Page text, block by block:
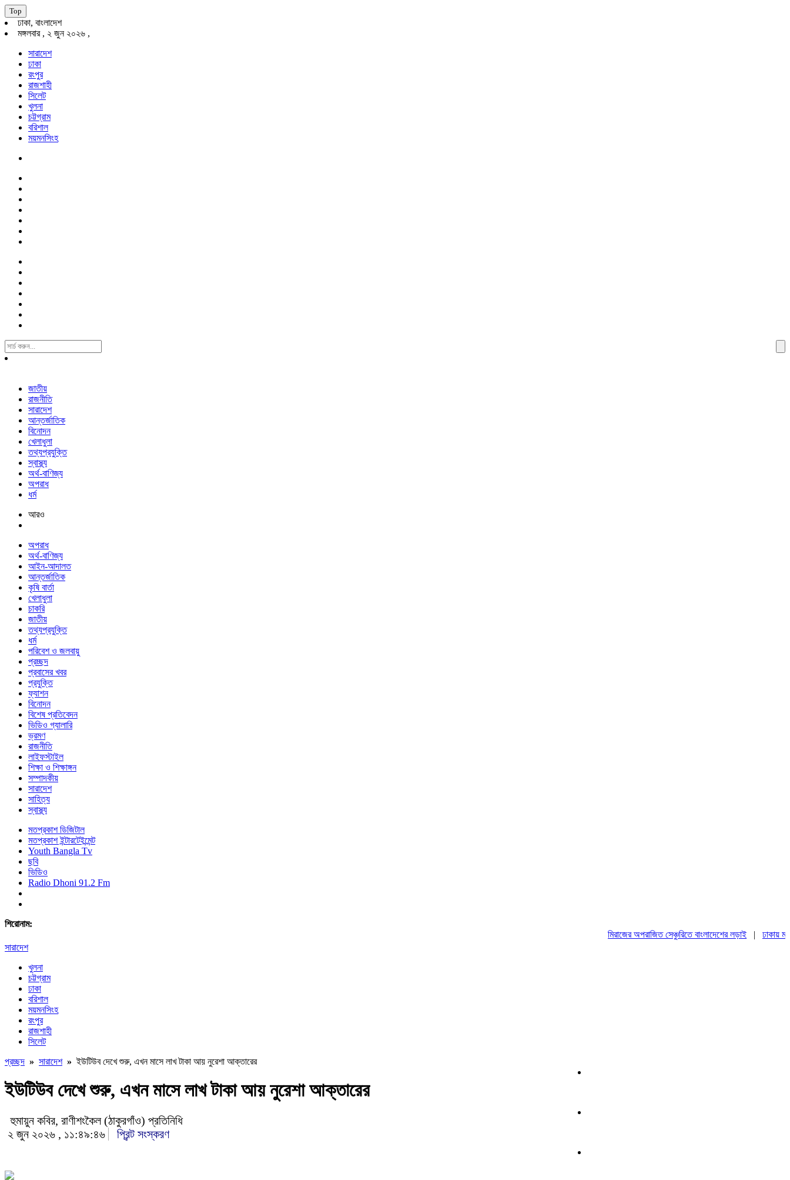
Top
ঢাকা, বাংলাদেশ
মঙ্গলবার , ২ জুন ২০২৬ ,
সারাদেশ
ঢাকা
রংপুর
রাজশাহী
সিলেট
খুলনা
চট্টগ্রাম
বরিশাল
ময়মনসিংহ
Search
For:
জাতীয়
রাজনীতি
সারাদেশ
আন্তর্জাতিক
বিনোদন
খেলাধুলা
তথ্যপ্রযুক্তি
স্বাস্থ্য
অর্থ-বাণিজ্য
অপরাধ
ধর্ম
আরও
অপরাধ
অর্থ-বাণিজ্য
আইন-আদালত
আন্তর্জাতিক
কৃষি বার্তা
খেলাধুলা
চাকরি
জাতীয়
তথ্যপ্রযুক্তি
ধর্ম
পরিবেশ ও জলবায়ু
প্রচ্ছদ
প্রবাসের খবর
প্রযুক্তি
ফ্যাশন
বিনোদন
বিশেষ প্রতিবেদন
ভিডিও গ্যালারি
ভ্রমণ
রাজনীতি
লাইফস্টাইল
শিক্ষা ও শিক্ষাঙ্গন
সম্পাদকীয়
সারাদেশ
সাহিত্য
স্বাস্থ্য
মতপ্রকাশ ডিজিটাল
মতপ্রকাশ ইন্টারটেইন্মেন্ট
Youth Bangla Tv
ছবি
ভিডিও
Radio Dhoni 91.2 Fm
শিরোনাম:
মিরাজের অপরাজিত সেঞ্চুরিতে বাংলাদেশের লড়াই|
ঢাকায়
সারাদেশ
খুলনা
চট্টগ্রাম
ঢাকা
বরিশাল
ময়মনসিংহ
রংপুর
রাজশাহী
সিলেট
প্রচ্ছদ » সারাদেশ»ইউটিউব দেখে শুরু, এখন মাসে লাখ টাকা আয় নুরেশা আক্তারের
ইউটিউব দেখে শুরু, এখন মাসে লাখ টাকা আয় নুরেশা আক্তারের
হুমায়ুন কবির, রাণীশংকৈল (ঠাকুরগাঁও) প্রতিনিধি
২ জুন ২০২৬ , ১১:৪৯:৪৬
প্রিন্ট সংস্করণ